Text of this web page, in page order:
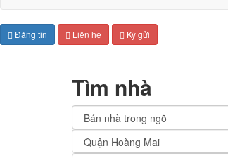
Đăng tin Liên hệ Ký gửi
Tìm nhà